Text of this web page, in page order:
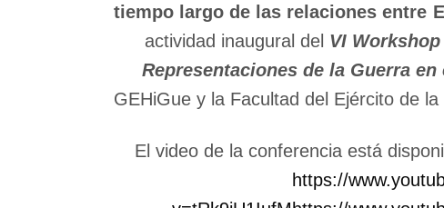
tiempo largo de las relaciones entre
actividad inaugural del VI
Representaciones de la Guerra en
GEHiGue y la Facultad del Ejército de
El video de la conferencia está
https://